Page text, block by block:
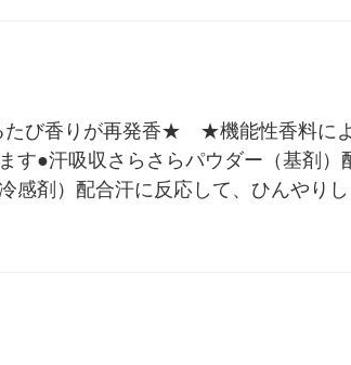
び香りが再発香★　★機能性香料に
す●汗吸収さらさらパウダー（基剤）
剤）配合汗に反応して、ひんやり